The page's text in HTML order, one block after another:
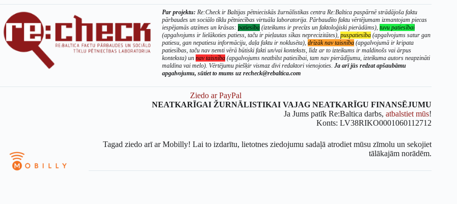
Par projektu: Re:Check ir Baltijas pētnieciskās žurnālistikas centra Re:Baltica paspārnē strādājoša faktu
pārbaudes un sociālo tīklu pētniecības virtuāla laboratorija. Pārbaudīto faktu vērtējumam izmantojam piecas
iespējamās atzīmes un krāsas: patiesība (izteikums ir precīzs un faktoloģiski pierādāms), tuvu patiesībai
(apgalvojums ir lielākoties patiess, taču ir pieļautas sīkas neprecizitātes), puspatiesība (apgalvojums satur gan
patiesu, gan nepatiesu informāciju, daļa faktu ir noklusēta), drīzāk nav taisnība (apgalvojumā ir kripata
patiesības, taču nav ņemti vērā būtiski fakti un/vai konteksts, līdz ar to izteikums ir maldinošs vai ārpus
konteksta) un nav taisnība (apgalvojums neatbilst patiesībai, tam nav pierādījumu, izteikuma autors neapzināti
maldina vai melo). Vērtējumu piešķir vismaz divi redaktori vienojoties. Ja arī jūs redzat apšaubāmu
apgalvojumu, sūtiet to mums uz recheck@rebaltica.com
Ziedo ar PayPal
NEATKARĪGAI ŽURNĀLISTIKAI VAJAG NEATKARĪGU FINANSĒJUMU
Ja Jums patīk Re:Baltica darbs, atbalstiet mūs!
Konts: LV38RIKO0001060112712
Tagad ziedo arī ar Mobilly! Lai to izdarītu, lietotnes ziedojumu sadaļā atrodiet mūsu zīmolu un sekojiet
tālākajām norādēm.